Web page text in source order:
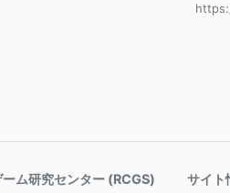
ム研究センター (RCGS) サイト